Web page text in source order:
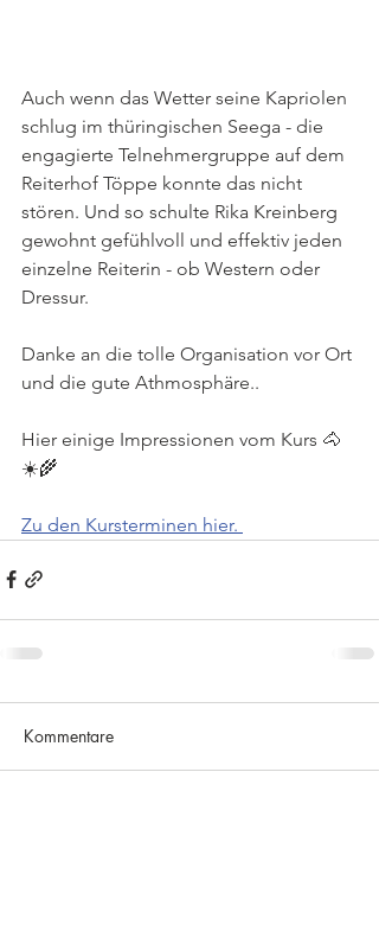
Auch wenn das Wetter seine Kapriolen
schlug im thüringischen Seega - die
engagierte Telnehmergruppe auf dem
Reiterhof Töppe konnte das nicht
stören. Und so schulte Rika Kreinberg
gewohnt gefühlvoll und effektiv jeden
einzelne Reiterin - ob Western oder
Dressur.
Danke an die tolle Organisation vor Ort
und die gute Athmosphäre..
Hier einige Impressionen vom Kurs 🐴
☀️🌾
Zu den Kursterminen hier.
Kommentare